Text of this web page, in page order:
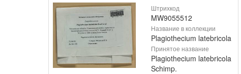
Штрихкод
MW9055512
Название в коллекции
Plagiothecium latebricola
Принятое название
Plagiothecium latebricola
Schimp.